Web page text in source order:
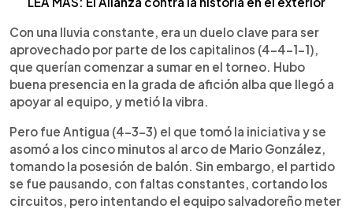
Con una lluvia constante, era un duelo clave para ser
aprovechado por parte de los capitalinos (4-4-1-1),
que querían comenzar a sumar en el torneo. Hubo
buena presencia en la grada de afición alba que llegó a
apoyar al equipo, y metió la vibra.
Pero fue Antigua (4-3-3) el que tomó la iniciativa y se
asomó a los cinco minutos al arco de Mario González,
tomando la posesión de balón. Sin embargo, el partido
se fue pausando, con faltas constantes, cortando los
circuitos, pero intentando el equipo salvadoreño meter